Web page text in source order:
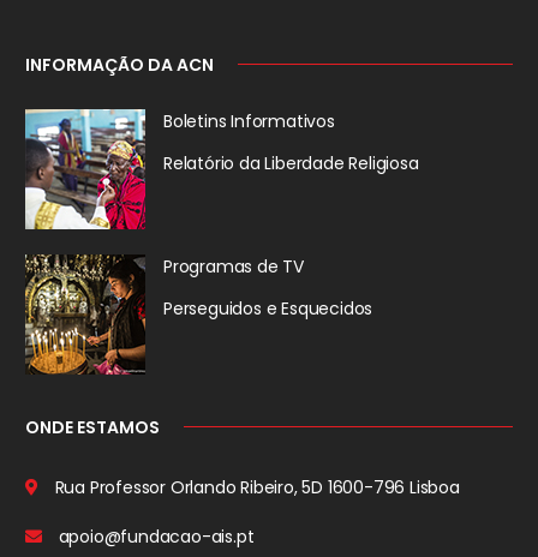
INFORMAÇÃO DA ACN
Boletins Informativos
Relatório da Liberdade Religiosa
Programas de TV
Perseguidos e Esquecidos
ONDE ESTAMOS
Rua Professor Orlando Ribeiro, 5D 1600-796 Lisboa
apoio@fundacao-ais.pt